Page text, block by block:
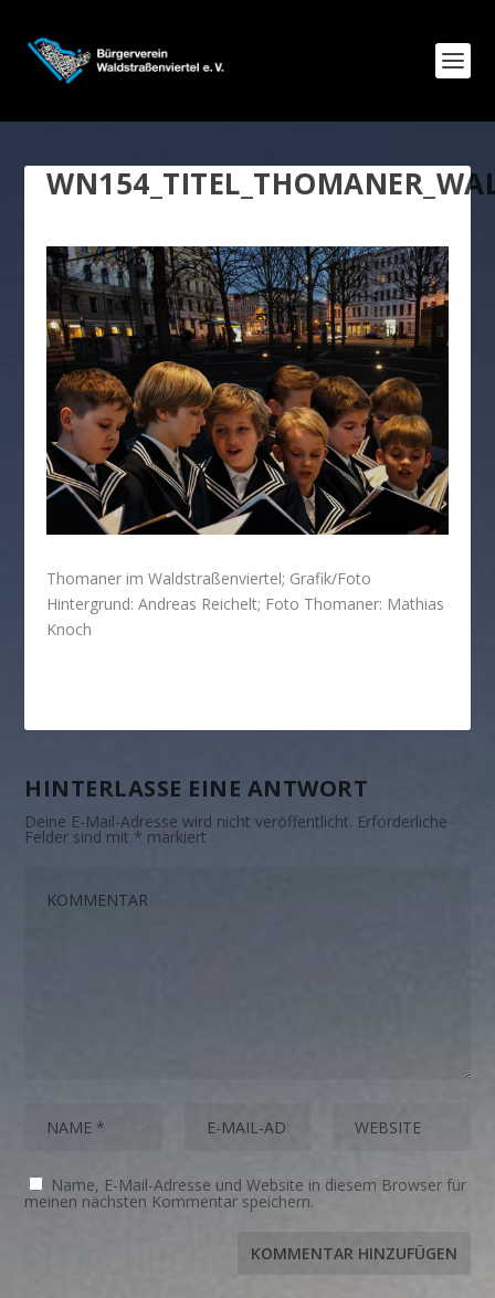
Thomaner im Waldstraßenviertel; Grafik/Foto
Hintergrund: Andreas Reichelt; Foto Thomaner: Mathias
Knoch
HINTERLASSE EINE ANTWORT
Deine E-Mail-Adresse wird nicht veröffentlicht. Erforderliche
Felder sind mit * markiert
Name, E-Mail-Adresse und Website in diesem Browser für
meinen nächsten Kommentar speichern.